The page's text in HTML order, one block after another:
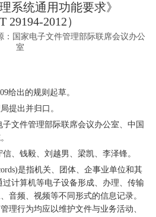
系统通用功能要求》
29194-2012）
：国家电子文件管理部际联席会议办公
室
给出的规则起草。
提出并归口。
文件管理部际联席会议办公室、中国
、钱毅、刘越男、梁凯、李泽锋。
是指机关、团体、企事业单位和其
计算机等电子设备形成、办理、传输
音频、视频等不同形式的信息记录。
理行为均应以维护文件与业务活动、